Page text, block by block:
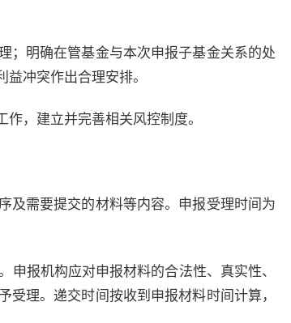
；明确在管基金与本次申报子基金关系的处
冲突作出合理安排。
，建立并完善相关风控制度。
及需要提交的材料等内容。申报受理时间为
报机构应对申报材料的合法性、真实性、
理。递交时间按收到申报材料时间计算，